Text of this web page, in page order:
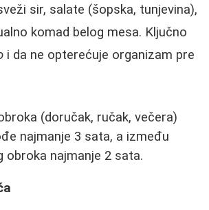
sir, salate (šopska, tunjevina),
komad belog mesa. Ključno
i da ne opterećuje organizam pre
(doručak, ručak, večera)
najmanje 3 sata, a između
obroka najmanje 2 sata.